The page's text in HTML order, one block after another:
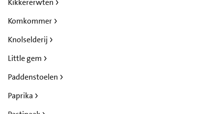
Kikkererwten
Komkommer
Knolselderij
Little gem
Paddenstoelen
Paprika